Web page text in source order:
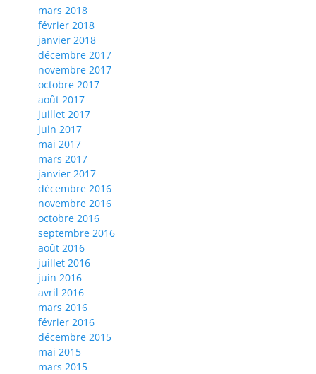
mars 2018
février 2018
janvier 2018
décembre 2017
novembre 2017
octobre 2017
août 2017
juillet 2017
juin 2017
mai 2017
mars 2017
janvier 2017
décembre 2016
novembre 2016
octobre 2016
septembre 2016
août 2016
juillet 2016
juin 2016
avril 2016
mars 2016
février 2016
décembre 2015
mai 2015
mars 2015